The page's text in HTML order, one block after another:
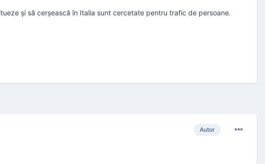
şi să cerşească în Italia sunt cercetate pentru trafic de persoane.
Autor